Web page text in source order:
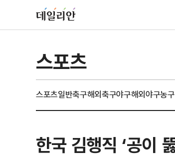
스포츠
스포츠일반축구해외축구야구해외야구농구
한국 김행직 ‘공이